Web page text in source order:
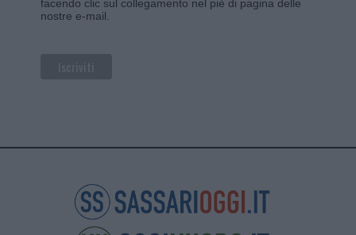
facendo clic sul collegamento nel piè di pagina delle
nostre e-mail.